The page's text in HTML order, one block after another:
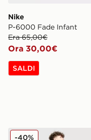
Nike
P-6000 Fade Infant
Era 65,00€
Ora 30,00€
SALDI
Nike Maglia World
-40%